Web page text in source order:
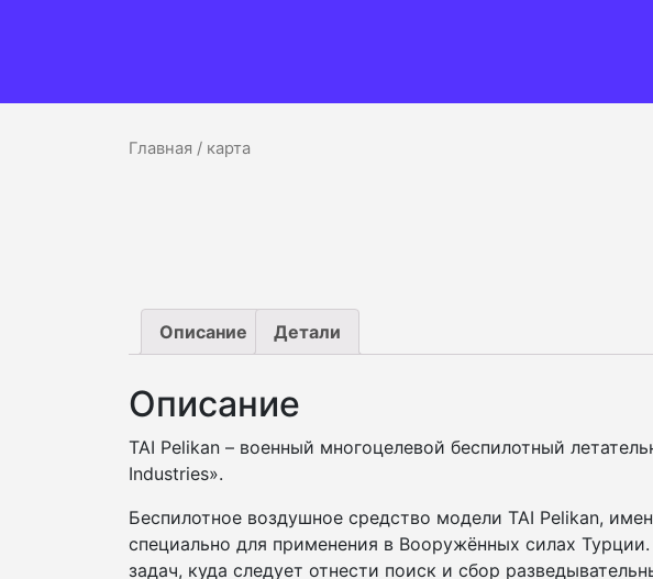
Главная / карта
Описание Детали
Описание
TAI Pelikan – военный многоцелевой беспилотный
Industries».
Беспилотное воздушное средство модели TAI Pelikan,
специально для применения в Вооружённых силах
задач, куда следует отнести поиск и сбор